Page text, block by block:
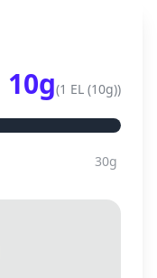
10g(1 EL (10g))
30g